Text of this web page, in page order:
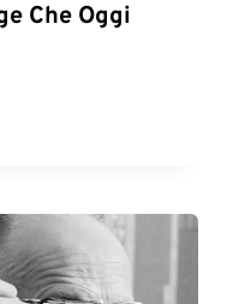
Che Oggi